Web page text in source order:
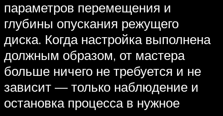
параметров перемещения и
глубины опускания режущего
диска. Когда настройка выполнена
должным образом, от мастера
больше ничего не требуется и не
зависит — только наблюдение и
остановка процесса в нужное